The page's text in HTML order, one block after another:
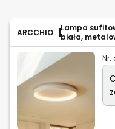
ARCCHIO
Lampa
biała,
Nr.